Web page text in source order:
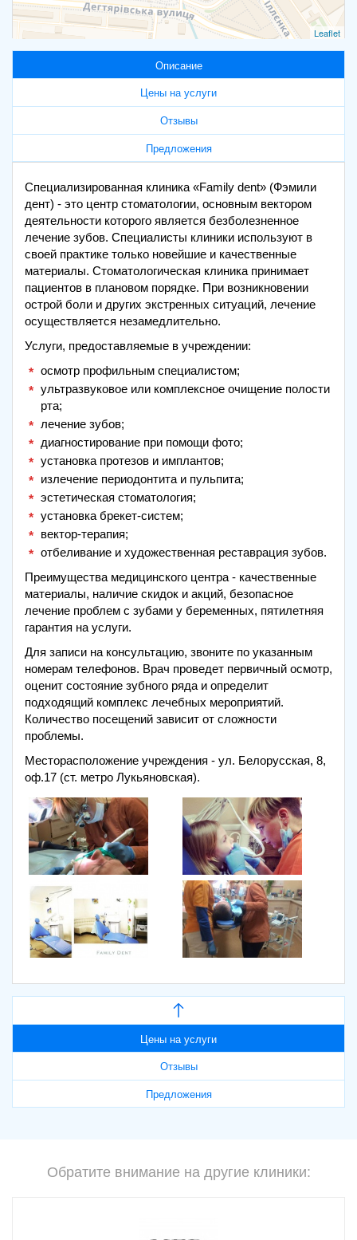
Leaflet
Описание
Цены на услуги
Отзывы
Предложения
Специализированная клиника «Family dent» (Фэмили
дент) - это центр стоматологии, основным вектором
деятельности которого является безболезненное
лечение зубов. Специалисты клиники используют в
своей практике только новейшие и качественные
материалы. Стоматологическая клиника принимает
пациентов в плановом порядке. При возникновении
острой боли и других экстренных ситуаций, лечение
осуществляется незамедлительно.
Услуги, предоставляемые в учреждении:
осмотр профильным специалистом;
ультразвуковое или комплексное очищение полости
рта;
лечение зубов;
диагностирование при помощи фото;
установка протезов и имплантов;
излечение периодонтита и пульпита;
эстетическая стоматология;
установка брекет-систем;
вектор-терапия;
отбеливание и художественная реставрация зубов.
Преимущества медицинского центра - качественные
материалы, наличие скидок и акций, безопасное
лечение проблем с зубами у беременных, пятилетняя
гарантия на услуги.
Для записи на консультацию, звоните по указанным
номерам телефонов. Врач проведет первичный осмотр,
оценит состояние зубного ряда и определит
подходящий комплекс лечебных мероприятий.
Количество посещений зависит от сложности
проблемы.
Месторасположение учреждения - ул. Белорусская, 8,
оф.17 (ст. метро Лукьяновская).
Цены на услуги
Отзывы
Предложения
Обратите внимание на другие клиники: